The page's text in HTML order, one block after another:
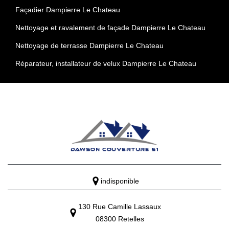
Façadier Dampierre Le Chateau
Nettoyage et ravalement de façade Dampierre Le Chateau
Nettoyage de terrasse Dampierre Le Chateau
Réparateur, installateur de velux Dampierre Le Chateau
indisponible
130 Rue Camille Lassaux
08300 Retelles